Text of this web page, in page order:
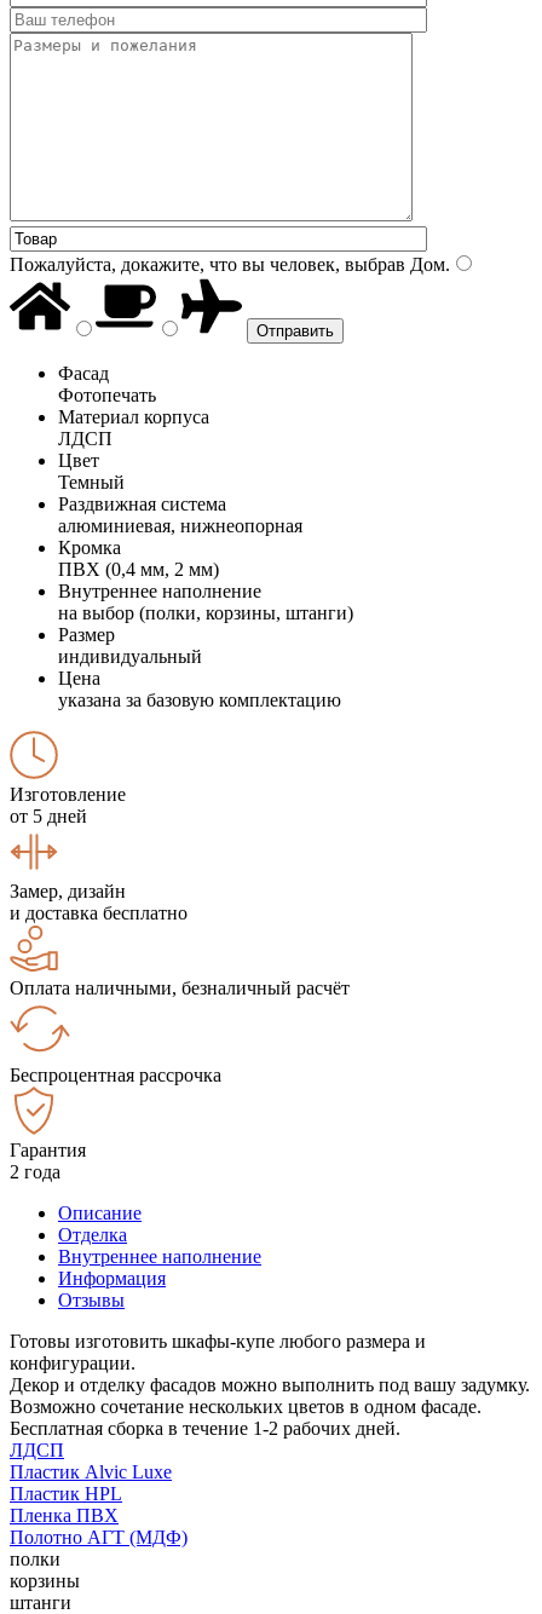
Пожалуйста, докажите, что вы человек, выбрав Дом.
Фасад
Фотопечать
Материал корпуса
ЛДСП
Цвет
Темный
Раздвижная система
алюминиевая, нижнеопорная
Кромка
ПВХ (0,4 мм, 2 мм)
Внутреннее наполнение
на выбор (полки, корзины, штанги)
Размер
индивидуальный
Цена
указана за базовую комплектацию
Изготовление
от 5 дней
Замер, дизайн
и доставка бесплатно
Оплата наличными, безналичный расчёт
Беспроцентная рассрочка
Гарантия
2 года
Описание
Отделка
Внутреннее наполнение
Информация
Отзывы
Готовы изготовить шкафы-купе любого размера и
конфигурации.
Декор и отделку фасадов можно выполнить под вашу задумку.
Возможно сочетание нескольких цветов в одном фасаде.
Бесплатная сборка в течение 1-2 рабочих дней.
ЛДСП
Пластик Alvic Luxe
Пластик HPL
Пленка ПВХ
Полотно АГТ (МДФ)
полки
корзины
штанги